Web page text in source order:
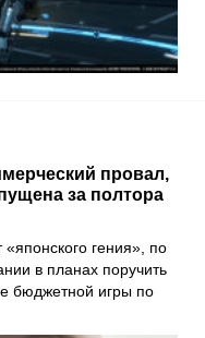
провал,
за полтора
«японского гения», по
в планах поручить
бюджетной игры по